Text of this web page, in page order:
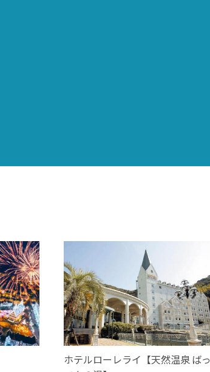
ホテルローレライ【天然温泉 ばっ